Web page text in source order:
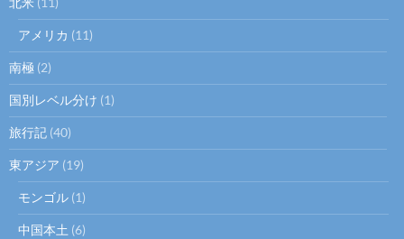
アメリカ (11)
南極 (2)
国別レベル分け (1)
旅行記 (40)
東アジア (19)
モンゴル (1)
中国本土 (6)